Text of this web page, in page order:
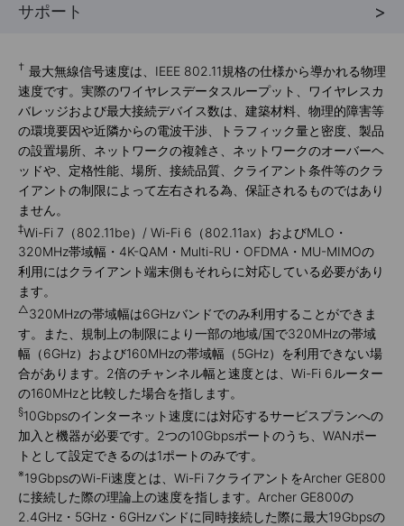
サポート
† 最大無線信号速度は、IEEE 802.11規格の仕様から導かれる物理
速度です。実際のワイヤレスデータスループット、ワイヤレスカ
バレッジおよび最大接続デバイス数は、建築材料、物理的障害等
の環境要因や近隣からの電波干渉、トラフィック量と密度、製品
の設置場所、ネットワークの複雑さ、ネットワークのオーバーヘ
ッドや、定格性能、場所、接続品質、クライアント条件等のクラ
イアントの制限によって左右される為、保証されるものではあり
ません。
‡Wi-Fi 7（802.11be）/ Wi-Fi 6（802.11ax）およびMLO・
320MHz帯域幅・4K-QAM・Multi-RU・OFDMA・MU-MIMOの
利用にはクライアント端末側もそれらに対応している必要があり
ます。
△320MHzの帯域幅は6GHzバンドでのみ利用することができま
す。また、規制上の制限により一部の地域/国で320MHzの帯域
幅（6GHz）および160MHzの帯域幅（5GHz）を利用できない場
合があります。2倍のチャンネル幅と速度とは、Wi-Fi 6ルーター
の160MHzと比較した場合を指します。
§10Gbpsのインターネット速度には対応するサービスプランへの
加入と機器が必要です。2つの10Gbpsポートのうち、WANポー
トとして設定できるのは1ポートのみです。
※19GbpsのWi-Fi速度とは、Wi-Fi 7クライアントをArcher GE800
に接続した際の理論上の速度を指します。Archer GE800の
2.4GHz・5GHz・6GHzバンドに同時接続した際に最大19Gbpsの